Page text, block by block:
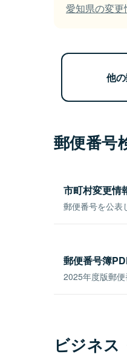
愛知県の変更
他
郵便番号
市町村変更情
郵便番号を公表
郵便番号簿
2025年度版郵便
ビジネス